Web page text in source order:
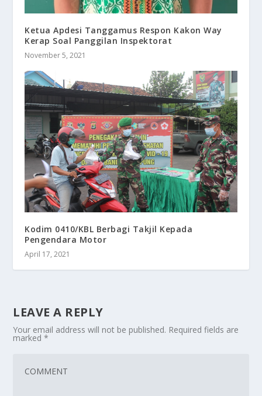
Ketua Apdesi Tanggamus Respon Kakon Way
Kerap Soal Panggilan Inspektorat
November 5, 2021
Kodim 0410/KBL Berbagi Takjil Kepada
Pengendara Motor
April 17, 2021
LEAVE A REPLY
Your email address will not be published. Required fields are
marked*